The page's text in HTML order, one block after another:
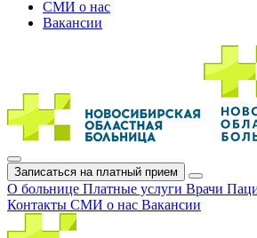
СМИ о нас
Вакансии
Записаться на платный прием
О больнице Платные услуги Врачи
Контакты СМИ о нас Вакансии